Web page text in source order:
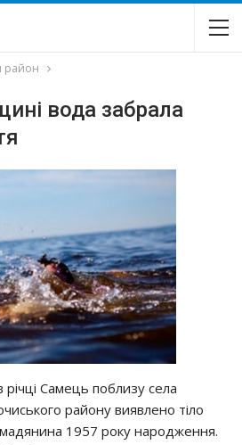
район
вода забрала
Самець поблизу села
району виявлено тіло
1957 року народження.